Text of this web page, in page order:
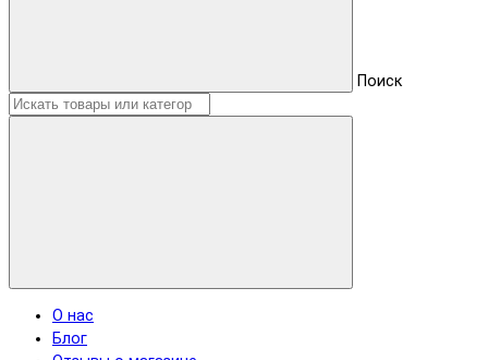
Поиск
О нас
Блог